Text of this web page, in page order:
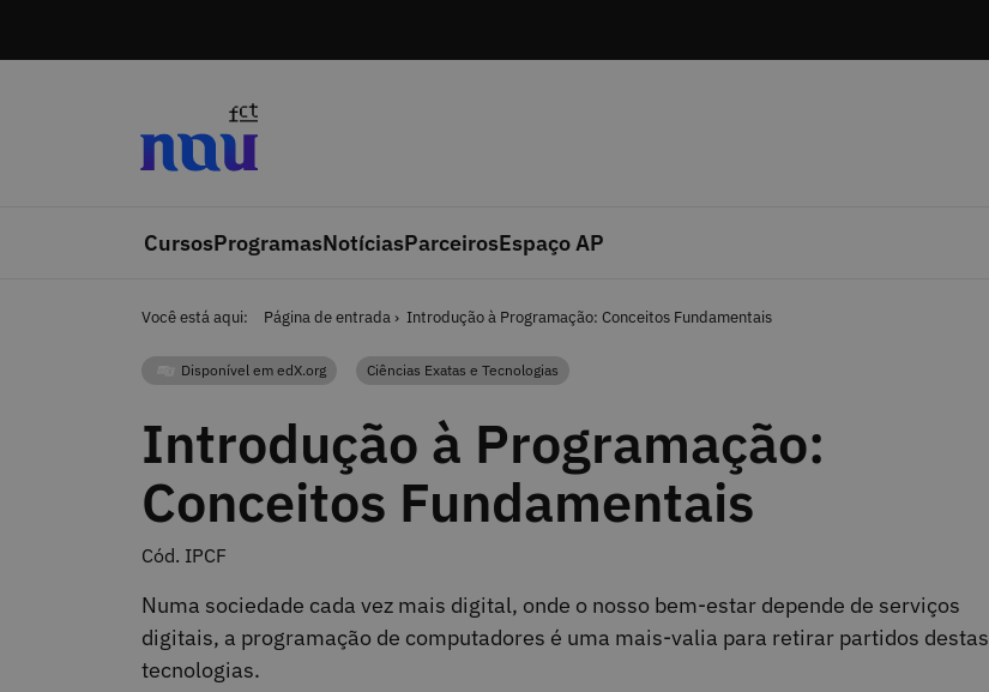
CursosProgramasNotíciasParceirosEspaço AP
Você está aqui: Página de entrada Introdução à Programação: Conceitos Fundamentais
Introdução à Programação:
Conceitos Fundamentais
Cód. IPCF
Categoria
Disponível em edX.org Categoria
Ciências Exatas e Tecnologias
Numa sociedade cada vez mais digital, onde o nosso bem-estar depende de serviços
digitais, a programação de computadores é uma mais-valia para retirar partidos destas
tecnologias.